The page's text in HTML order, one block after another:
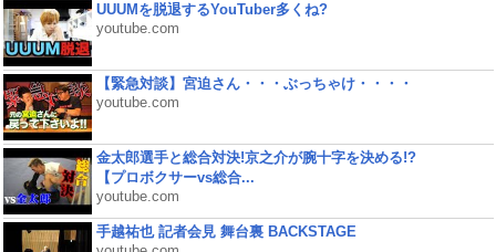
UUUMを脱退するYouTuber多くね?
youtube.com
【緊急対談】宮迫さん・・・ぶっちゃけ・・・・
youtube.com
金太郎選手と総合対決!京之介が腕十字を決める!?
【プロボクサーvs総合...
youtube.com
手越祐也 記者会見 舞台裏 BACKSTAGE